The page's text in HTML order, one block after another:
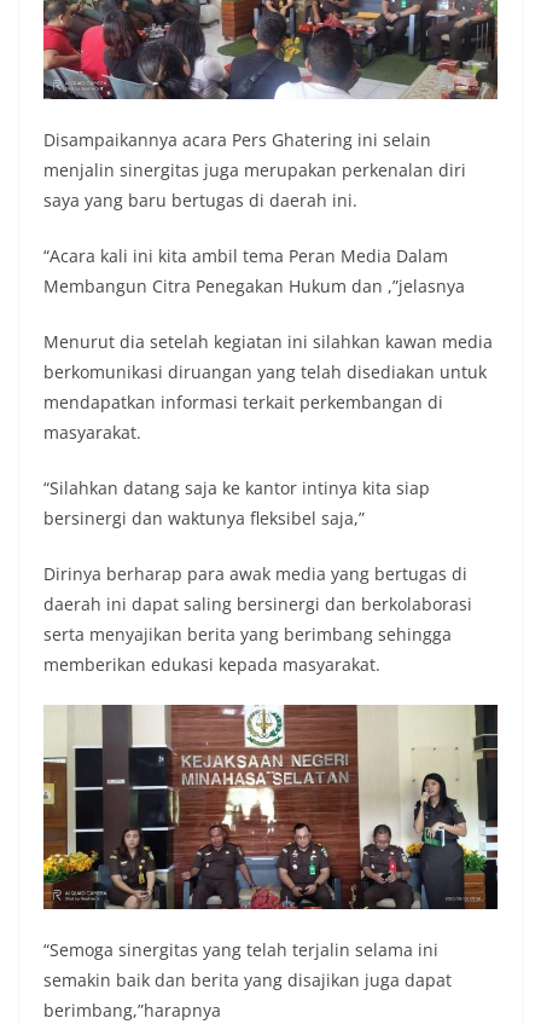
Disampaikannya acara Pers Ghatering ini selain
menjalin sinergitas juga merupakan perkenalan diri
saya yang baru bertugas di daerah ini.
“Acara kali ini kita ambil tema Peran Media Dalam
Membangun Citra Penegakan Hukum dan ,”jelasnya
Menurut dia setelah kegiatan ini silahkan kawan media
berkomunikasi diruangan yang telah disediakan untuk
mendapatkan informasi terkait perkembangan di
masyarakat.
“Silahkan datang saja ke kantor intinya kita siap
bersinergi dan waktunya fleksibel saja,”
Dirinya berharap para awak media yang bertugas di
daerah ini dapat saling bersinergi dan berkolaborasi
serta menyajikan berita yang berimbang sehingga
memberikan edukasi kepada masyarakat.
“Semoga sinergitas yang telah terjalin selama ini
semakin baik dan berita yang disajikan juga dapat
berimbang,”harapnya